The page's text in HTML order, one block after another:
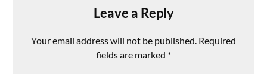
Leave a Reply
Your email address will not be published. Required
fields are marked *